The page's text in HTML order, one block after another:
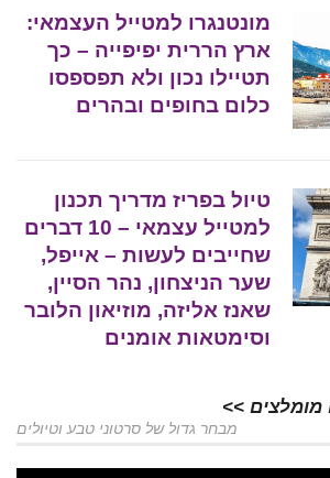
מונטנגרו למטייל העצמאי:
ארץ הררית יפיפייה – כך
תטיילו נכון ולא תפספסו
כלום בחופים ובהרים
טיול בפריז מדריך תכנון
למטייל עצמאי – 10 דברים
שחייבים לעשות – אייפל,
שער הניצחון, נהר הסיין,
שאנז אליזה, מוזיאון הלובר
וסימטאות אומנים
מומלצים >>
מבחר גדול של סרטוני טבע וטיולים